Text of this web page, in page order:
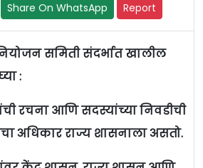
Share On WhatsApp Report
समिती संदर्भात खालील
:
रचना आणि सदस्यांच्या निवडीची
अधिकार राज्य शासनाला असतो.